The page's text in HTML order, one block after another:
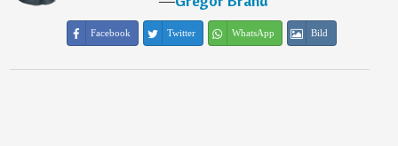
Facebook Twitter WhatsApp Bild